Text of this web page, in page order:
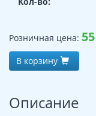
Розничная цена: 55
В корзину
Описание